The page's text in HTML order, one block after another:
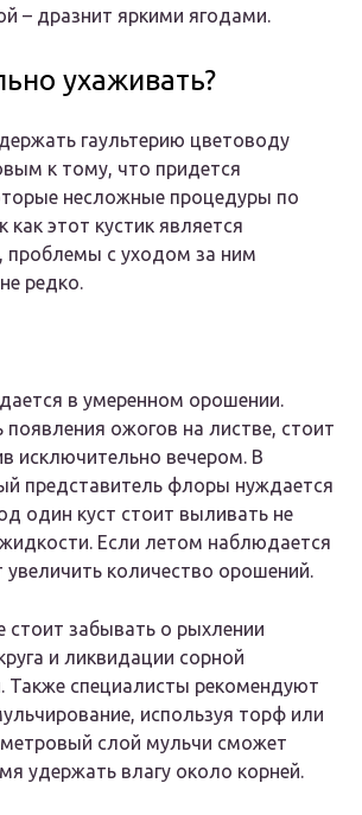
– дразнит яркими ягодами.
ухаживать?
гаультерию цветоводу
к тому, что придется
несложные процедуры по
как этот кустик является
проблемы с уходом за ним
редко.
в умеренном орошении.
ожогов на листве, стоит
исключительно вечером. В
представитель флоры нуждается
один куст стоит выливать не
Если летом наблюдается
увеличить количество орошений.
стоит забывать о рыхлении
и ликвидации сорной
Также специалисты рекомендуют
используя торф или
слой мульчи сможет
удержать влагу около корней.